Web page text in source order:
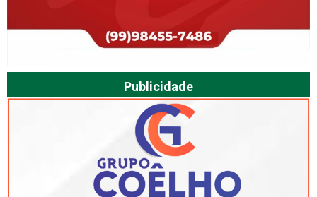
Publicidade